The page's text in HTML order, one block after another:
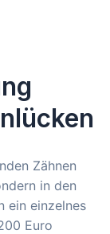
Zähnen
in den
ein einzelnes
Euro